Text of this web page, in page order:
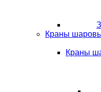
Краны
Краны